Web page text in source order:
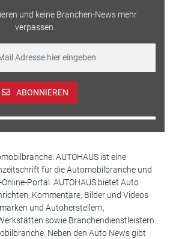
und keine Branchen-News mehr
verpassen.
ABONNIEREN
AUTOHAUS ist eine
für die Automobilbranche und
Portal. AUTOHAUS bietet Auto
Kommentare, Bilder und Videos
und Autoherstellern,
sowie Branchendienstleistern
Neben den Auto News gibt